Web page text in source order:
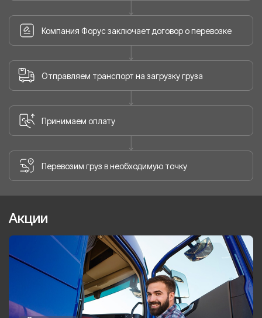
Компания Форус заключает договор о перевозке
Отправляем транспорт на загрузку груза
Принимаем оплату
Перевозим груз в необходимую точку
Акции